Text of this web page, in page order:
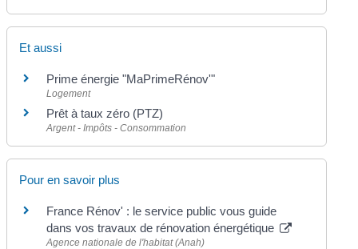
Et aussi
Prime énergie "MaPrimeRénov'"
Logement
Prêt à taux zéro (PTZ)
Argent - Impôts - Consommation
Pour en savoir plus
France Rénov' : le service public vous guide
dans vos travaux de rénovation énergétique
Agence nationale de l'habitat (Anah)